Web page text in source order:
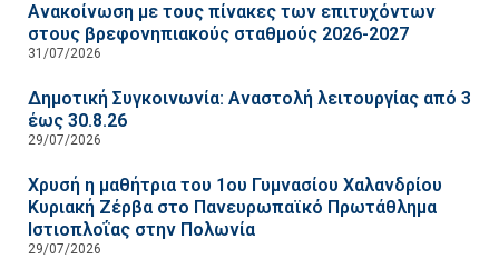
Ανακοίνωση με τους πίνακες των επιτυχόντων
στους βρεφονηπιακούς σταθμούς 2026-2027
31/07/2026
Δημοτική Συγκοινωνία: Αναστολή λειτουργίας από 3
έως 30.8.26
29/07/2026
Χρυσή η μαθήτρια του 1ου Γυμνασίου Χαλανδρίου
Κυριακή Ζέρβα στο Πανευρωπαϊκό Πρωτάθλημα
Ιστιοπλοΐας στην Πολωνία
29/07/2026